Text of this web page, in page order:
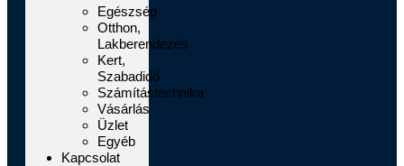
Egészség
Otthon,
Lakberendezés
Kert,
Szabadidő
Számítástechnika
Vásárlás
Üzlet
Egyéb
Kapcsolat